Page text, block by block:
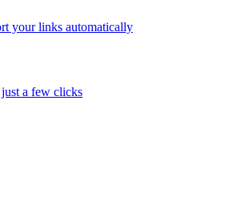
your links automatically
a few clicks